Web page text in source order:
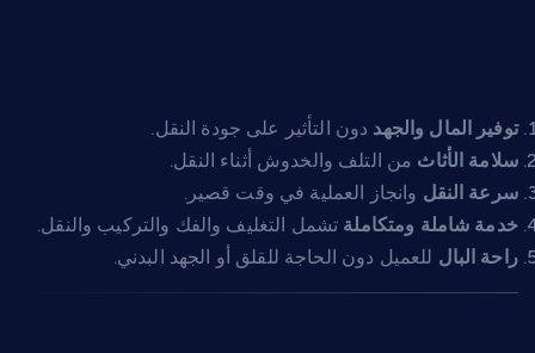
توفير المال والجهد دون التأثير على جودة النقل.
سلامة الأثاث من التلف والخدوش أثناء النقل.
سرعة النقل وانجاز العملية في وقت قصير.
خدمة شاملة ومتكاملة تشمل التغليف والفك والتركيب والنقل.
راحة البال للعميل دون الحاجة للقلق أو الجهد البدني.